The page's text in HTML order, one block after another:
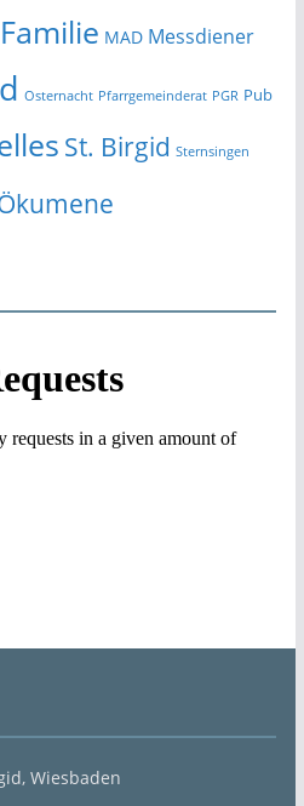
MAD Messdiener
Osternacht Pfarrgemeinderat PGR Pub
St. Birgid Sternsingen
Wiesbaden